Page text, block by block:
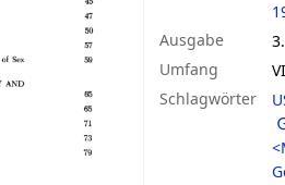
Ausgabe
Umfang
Schlagwörter